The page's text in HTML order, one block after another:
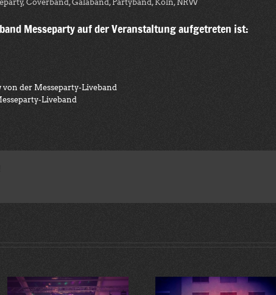
Coverband, Galaband, Partyband, Köln, NRW
Messeparty auf der Veranstaltung aufgetreten ist:
von der Messeparty-Liveband
Liveband